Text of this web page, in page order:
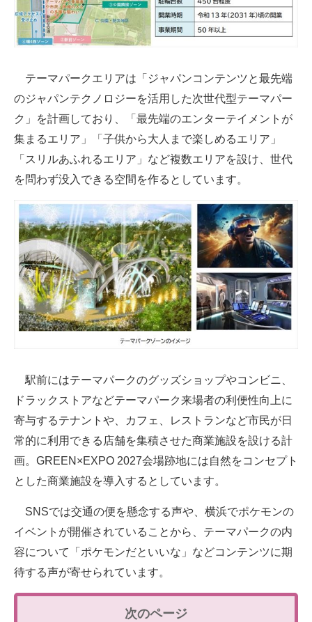
ちょっと気になるネットの話題
テーマパークエリアは「ジャパンコンテンツと最先端
のジャパンテクノロジーを活用した次世代型テーマパー
ク」を計画しており、「最先端のエンターテイメントが
集まるエリア」「子供から大人まで楽しめるエリア」
「スリルあふれるエリア」など複数エリアを設け、世代
を問わず没入できる空間を作るとしています。
駅前にはテーマパークのグッズショップやコンビニ、
ドラックストアなどテーマパーク来場者の利便性向上に
寄与するテナントや、カフェ、レストランなど市民が日
常的に利用できる店舗を集積させた商業施設を設ける計
画。GREEN×EXPO 2027会場跡地には自然をコンセプト
とした商業施設を導入するとしています。
SNSでは交通の便を懸念する声や、横浜でポケモンの
イベントが開催されていることから、テーマパークの内
容について「ポケモンだといいな」などコンテンツに期
待する声が寄せられています。